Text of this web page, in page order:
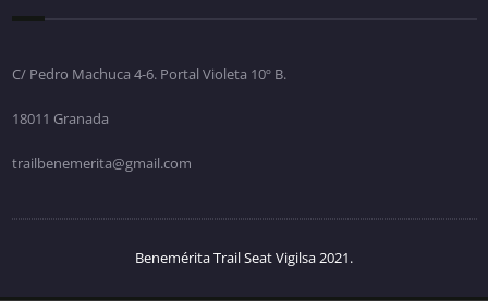
C/ Pedro Machuca 4-6. Portal Violeta 10º B.
18011 Granada
trailbenemerita@gmail.com
Benemérita Trail Seat Vigilsa 2021.